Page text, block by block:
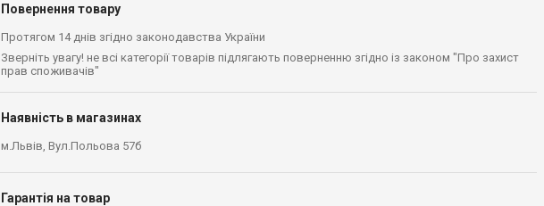
Повернення товару
Протягом 14 днів згідно законодавства України
Зверніть увагу! не всі категорії товарів підлягають поверненню згідно із законом "Про захист
прав споживачів"
Наявність в магазинах
м.Львів, Вул.Польова 57б
Гарантія на товар